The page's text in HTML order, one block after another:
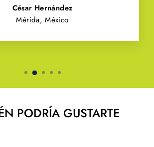
César Hernández
Mérida, México
PODRÍA GUSTARTE